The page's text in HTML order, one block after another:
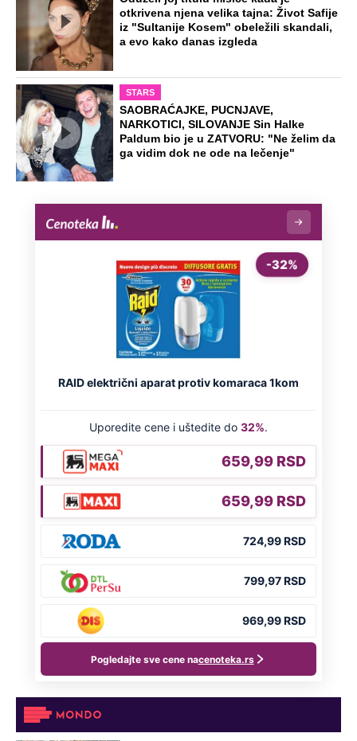
rođenja deteta
svoje ruke
Preporučeno
NA VREME SVE
godine: Organizujte sebi mini odmor od
čak četiri slobodna dana
OD NAVODNOG HEROJA DO BRUTALNOG UBICE
GENERAL IVAN STRELJAO SRBE, A